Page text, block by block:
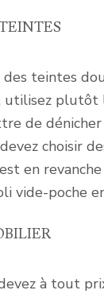
teintes
utilisez
de
choisir
en
vide-poche
à tout